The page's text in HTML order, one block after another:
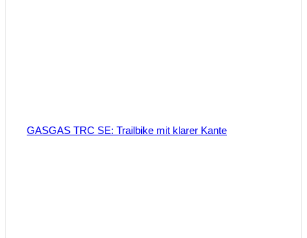
GASGAS TRC SE: Trailbike mit klarer Kante